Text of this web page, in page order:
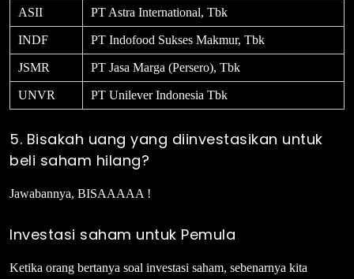
ASII PT Astra International, Tbk
INDF PT Indofood Sukses Makmur, Tbk
JSMR PT Jasa Marga (Persero), Tbk
UNVR PT Unilever Indonesia Tbk
5. Bisakah uang yang diinvestasikan untuk
beli saham hilang?
Jawabannya, BISAAAAA !
Investasi saham untuk Pemula
Ketika orang bertanya soal investasi saham, sebenarnya kita